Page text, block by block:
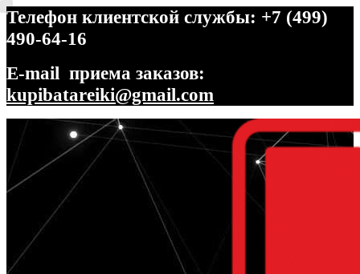
Телефон клиентской службы: +7 (499)
490-64-16
E-mail приема заказов:
kupibatareiki@gmail.com
Перейти
навигации
Перейти
содержимому